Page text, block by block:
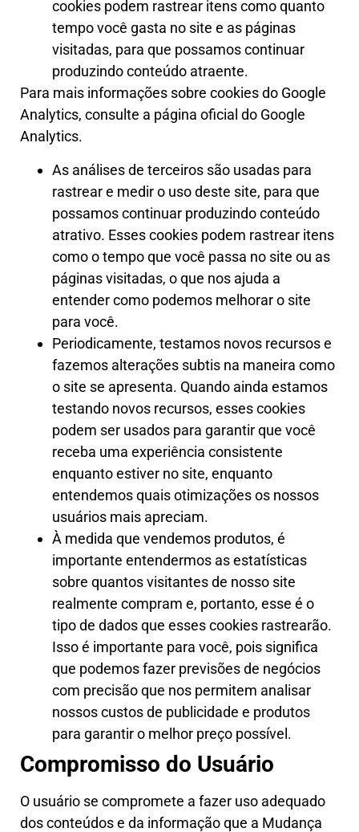
cookies podem rastrear itens como quanto
tempo você gasta no site e as páginas
visitadas, para que possamos continuar
produzindo conteúdo atraente.
Para mais informações sobre cookies do Google
Analytics, consulte a página oficial do Google
Analytics.
As análises de terceiros são usadas para
rastrear e medir o uso deste site, para que
possamos continuar produzindo conteúdo
atrativo. Esses cookies podem rastrear itens
como o tempo que você passa no site ou as
páginas visitadas, o que nos ajuda a
entender como podemos melhorar o site
para você.
Periodicamente, testamos novos recursos e
fazemos alterações subtis na maneira como
o site se apresenta. Quando ainda estamos
testando novos recursos, esses cookies
podem ser usados para garantir que você
receba uma experiência consistente
enquanto estiver no site, enquanto
entendemos quais otimizações os nossos
usuários mais apreciam.
À medida que vendemos produtos, é
importante entendermos as estatísticas
sobre quantos visitantes de nosso site
realmente compram e, portanto, esse é o
tipo de dados que esses cookies rastrearão.
Isso é importante para você, pois significa
que podemos fazer previsões de negócios
com precisão que nos permitem analisar
nossos custos de publicidade e produtos
para garantir o melhor preço possível.
Compromisso do Usuário
O usuário se compromete a fazer uso adequado
dos conteúdos e da informação que a Mudança